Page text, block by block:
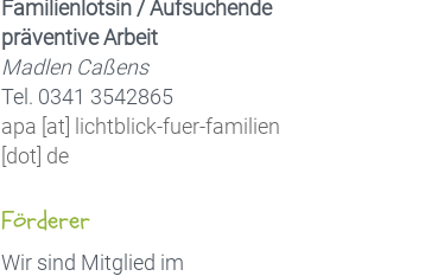
Familienlotsin / Aufsuchende
präventive Arbeit
Madlen Caßens
Tel. 0341 3542865
apa [at] lichtblick-fuer-familien
[dot] de
Förderer
Wir sind Mitglied im